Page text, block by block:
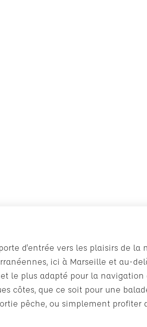
d'entrée vers les plaisirs de la
ici à Marseille et au-
le plus adapté pour la
côtes, que ce soit pour une
pêche, ou simplement profiter